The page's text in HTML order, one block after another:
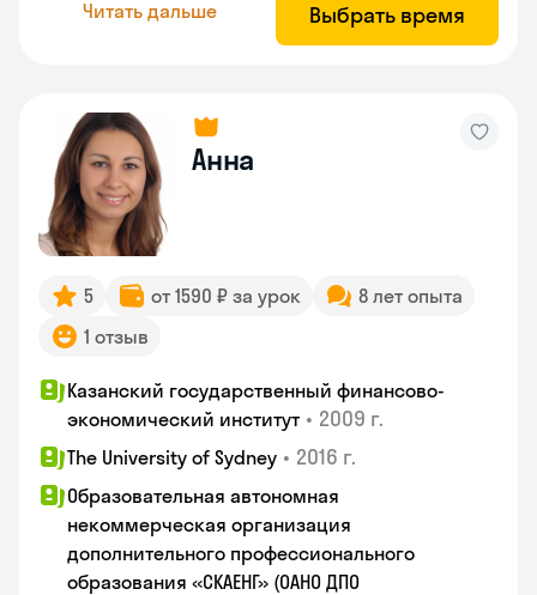
Читать дальше Выбрать время
Анна
5 от 1590 ₽ за урок
8 лет опыта
1 отзыв
Казанский государственный финансово-
экономический институт • 2009 г.
The University of Sydney • 2016 г.
Образовательная автономная
некоммерческая организация
дополнительного профессионального
образования «СКАЕНГ» (ОАНО ДПО